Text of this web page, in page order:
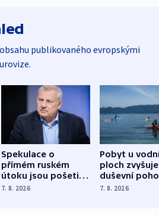
publikovaného evropskými
Spekulace o
přímém ruském
útoku jsou pošetilé,
míní estonský
7. 8. 2026
Pobyt u
ploch zvyšuje
duševní
ukázala
7. 8. 2026